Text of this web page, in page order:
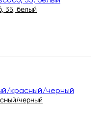
35, белый
черный